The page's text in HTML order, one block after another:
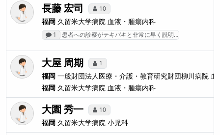
長藤 宏司 10
福岡 久留米大学病院 血液・腫瘍内科
1 患者への診察がテキパキと非常に早く説明…
大屋 周期 1
福岡 一般財団法人医療・介護・教育研究財団柳川病院 血
福岡 久留米大学病院 血液・腫瘍内科
大園 秀一 10
福岡 久留米大学病院 小児科